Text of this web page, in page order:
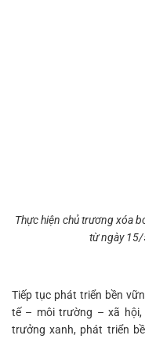
Thực hiện chủ trương xóa
từ ngày 15/
Tiếp tục phát triển bền
tế – môi trường – xã hội,
trưởng xanh, phát triển